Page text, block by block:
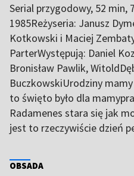
Serial przygodowy, 52 min,
1985Reżyseria: Janusz
Kotkowski i Maciej
ParterWystępują: Daniel
Bronisław Pawlik,
BuczkowskiUrodziny
to święto było dla
Radamenes stara się jak
jest to rzeczywiście dzień
OBSADA